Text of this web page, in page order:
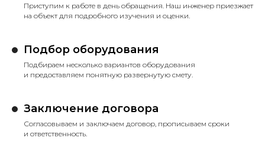
Приступим к работе в день обращения. Наш инженер приезжает
на объект для подробного изучения и оценки.
Подбор оборудования
Подбираем несколько вариантов оборудования
и предоставляем понятную развернутую смету.
Заключение договора
Согласовываем и заключаем договор, прописываем сроки
и ответственность.